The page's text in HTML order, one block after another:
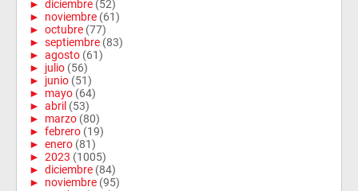
► diciembre (52)
► noviembre (61)
► octubre (77)
► septiembre (83)
► agosto (61)
► julio (56)
► junio (51)
► mayo (64)
► abril (53)
► marzo (80)
► febrero (19)
► enero (81)
► 2023 (1005)
► diciembre (84)
► noviembre (95)